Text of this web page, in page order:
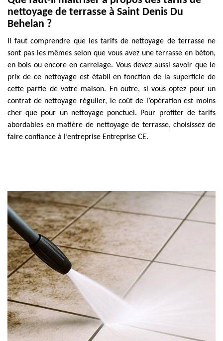
nettoyage de terrasse à Saint Denis Du
Behelan ?
Il faut comprendre que les tarifs de nettoyage de terrasse ne
sont pas les mêmes selon que vous avez une terrasse en béton,
en bois ou encore en carrelage. Vous devez aussi savoir que le
prix de ce nettoyage est établi en fonction de la superficie de
cette partie de votre maison. En outre, si vous optez pour un
contrat de nettoyage régulier, le coût de l’opération est moins
cher que pour un nettoyage ponctuel. Pour profiter de tarifs
abordables en matière de nettoyage de terrasse, choisissez de
faire confiance à l’entreprise Entreprise CE.